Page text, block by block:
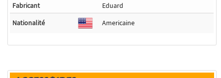
Fabricant
Eduard
Nationalité
Americaine